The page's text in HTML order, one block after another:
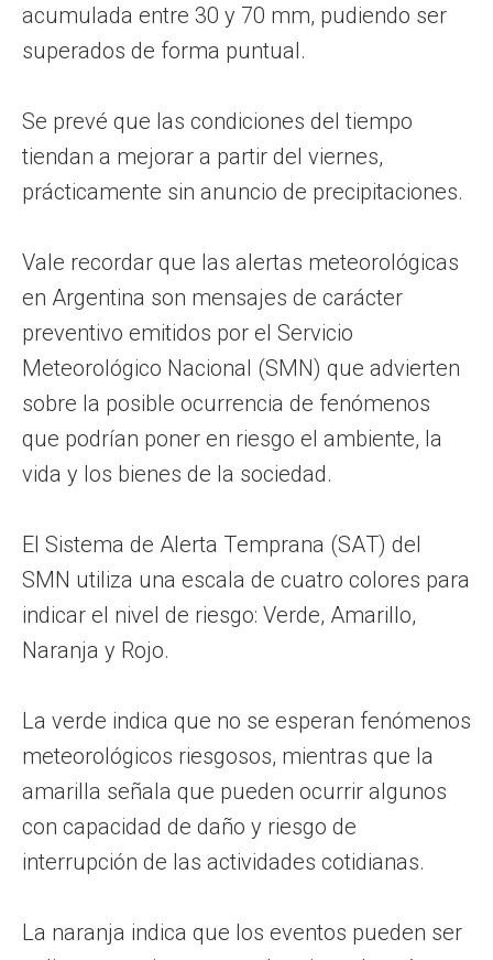
acumulada entre 30 y 70 mm, pudiendo ser
superados de forma puntual.
Se prevé que las condiciones del tiempo
tiendan a mejorar a partir del viernes,
prácticamente sin anuncio de precipitaciones.
Vale recordar que las alertas meteorológicas
en Argentina son mensajes de carácter
preventivo emitidos por el Servicio
Meteorológico Nacional (SMN) que advierten
sobre la posible ocurrencia de fenómenos
que podrían poner en riesgo el ambiente, la
vida y los bienes de la sociedad.
El Sistema de Alerta Temprana (SAT) del
SMN utiliza una escala de cuatro colores para
indicar el nivel de riesgo: Verde, Amarillo,
Naranja y Rojo.
La verde indica que no se esperan fenómenos
meteorológicos riesgosos, mientras que la
amarilla señala que pueden ocurrir algunos
con capacidad de daño y riesgo de
interrupción de las actividades cotidianas.
La naranja indica que los eventos pueden ser